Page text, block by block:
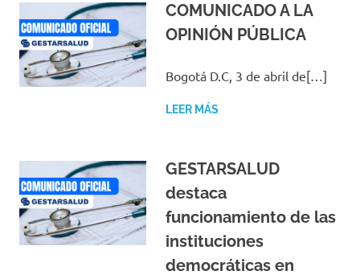
COMUNICADO A LA
OPINIÓN PÚBLICA
Bogotá D.C, 3 de abril de[…]
LEER MÁS
GESTARSALUD
destaca
funcionamiento de las
instituciones
democráticas en